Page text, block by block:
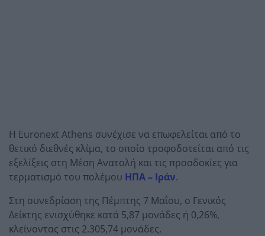
Η Euronext Athens συνέχισε να επωφελείται από το
θετικό διεθνές κλίμα, το οποίο τροφοδοτείται από τις
εξελίξεις στη Μέση Ανατολή και τις προσδοκίες για
τερματισμό του πολέμου ΗΠΑ – Ιράν.
Στη συνεδρίαση της Πέμπτης 7 Μαΐου, ο Γενικός
Δείκτης ενισχύθηκε κατά 5,87 μονάδες ή 0,26%,
κλείνοντας στις 2.305,74 μονάδες.